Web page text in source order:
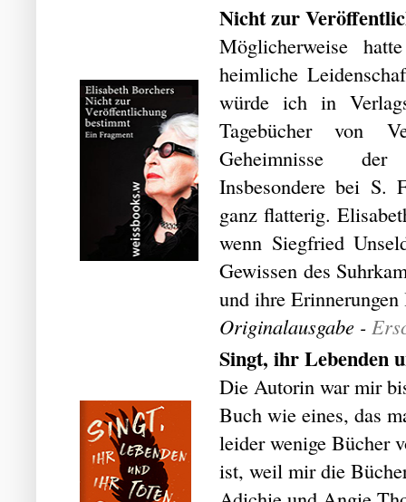
Nicht zur
Möglicherweise
heimliche
würde ich in
Tagebücher von
Geheimnisse der
Insbesondere bei S.
ganz flatterig.
wenn Siegfried
Gewissen des
und ihre
Originalausgabe -
Singt, ihr Lebenden
Die Autorin war mir
Buch wie eines, das
leider wenige Bücher
ist, weil mir die